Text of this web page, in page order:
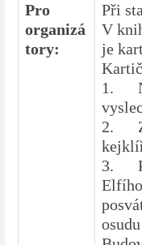
Pro
organizá
tory:
Při
V
je
1.
2.
3.